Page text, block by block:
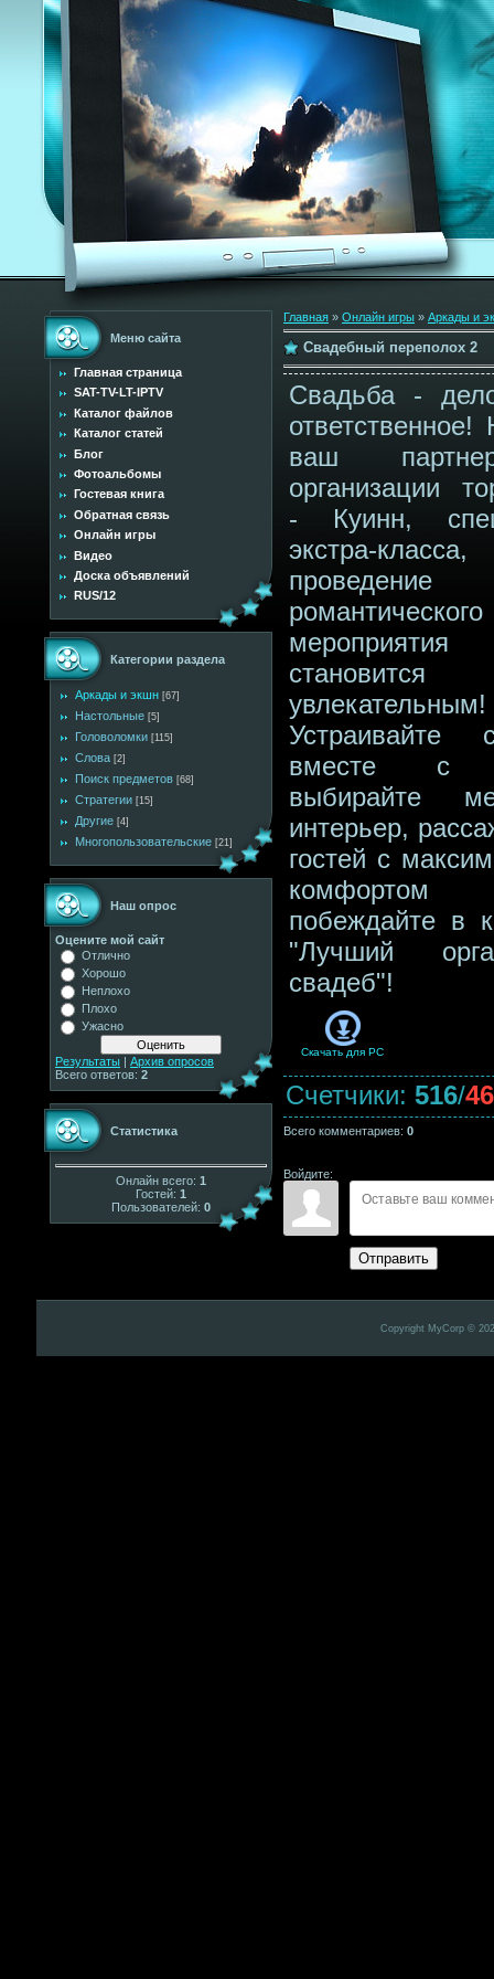
Меню сайта
Главная страница
SAT-TV-LT-IPTV
Каталог файлов
Каталог статей
Блог
Фотоальбомы
Гостевая книга
Обратная связь
Онлайн игры
Видео
Доска объявлений
RUS/12
Категории раздела
Аркады и экшн [67]
Настольные [5]
Головоломки [115]
Слова [2]
Поиск предметов [68]
Стратегии [15]
Другие [4]
Многопользовательские [21]
Наш опрос
Оцените мой сайт
Отлично
Хорошо
Неплохо
Плохо
Ужасно
Результаты | Архив опросов
Всего ответов: 2
Статистика
Онлайн всего: 1
Гостей: 1
Пользователей: 0
Главная » Онлайн игры » Аркады и
Свадебный переполох 2
Свадьба -
ваш
организации
- Куинн,
экстра-
проведение
романтического
мероприятия
становится
увлекательным!
Устраивайте
вместе с
выбирайте
интерьер,
гостей с
побеждайте в
"Лучший
свадеб"!
Скачать для PC
Счетчики: 516/
Всего комментариев: 0
Войдите:
Отправить
Copyright MyCorp ©